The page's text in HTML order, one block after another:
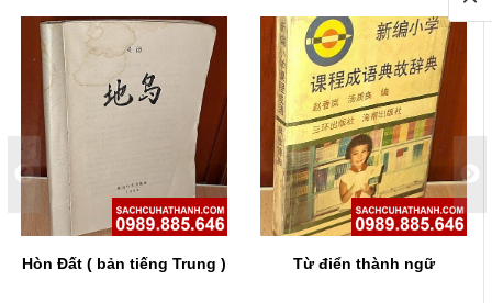
Hòn Đất ( bản tiếng Trung ) Từ điển thành ngữ